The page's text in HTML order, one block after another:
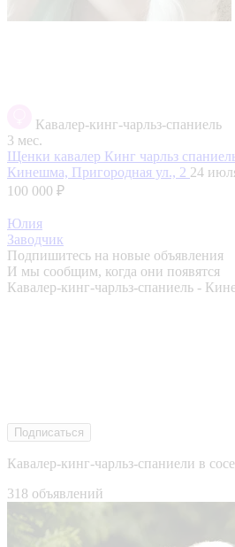
Кавалер-кинг-чарльз-спаниель
3 мес.
Щенки кавалер Кинг чарльз
Кинешма, Пригородная ул., 2 24
100 000 ₽
Юлия
Заводчик
Подпишитесь на новые объявления
И мы сообщим, когда они появятся
Кавалер-кинг-чарльз-спаниель -
Подписаться
Кавалер-кинг-чарльз-спаниели в
318 объявлений